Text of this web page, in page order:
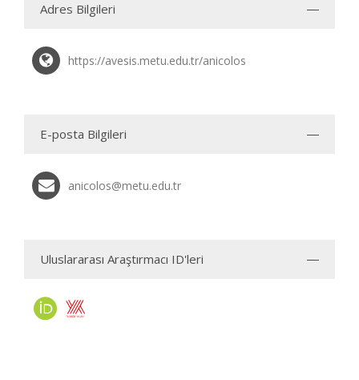
Adres Bilgileri
https://avesis.metu.edu.tr/anicolos
E-posta Bilgileri
anicolos@metu.edu.tr
Uluslararası Araştırmacı ID'leri